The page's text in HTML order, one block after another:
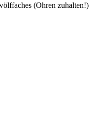
(Ohren zuhalten!)